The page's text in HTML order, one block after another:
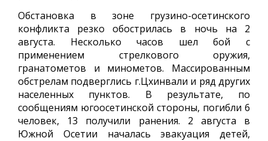
Обстановка в зоне грузино-осетинского
конфликта резко обострилась в ночь на 2
августа. Несколько часов шел бой с
применением стрелкового оружия,
гранатометов и минометов. Массированным
обстрелам подверглись г.Цхинвали и ряд других
населенных пунктов. В результате, по
сообщениям югоосетинской стороны, погибли 6
человек, 13 получили ранения. 2 августа в
Южной Осетии началась эвакуация детей,